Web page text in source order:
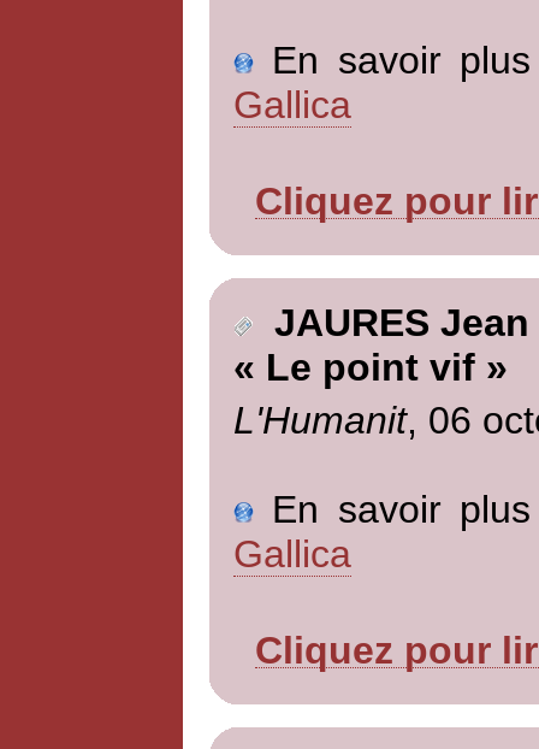
En savoir
Gallica
Cliquez pour
JAURES Jean
« Le point vif »
L'Humanit, 06
En savoir
Gallica
Cliquez pour